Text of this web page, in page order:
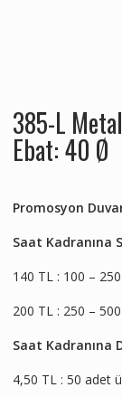
385-L
Ebat: 40 Ø
Promosyon
Saat Kadranına
140 TL : 100 –
200 TL : 250 –
Saat Kadranına
4,50 TL : 50 adet